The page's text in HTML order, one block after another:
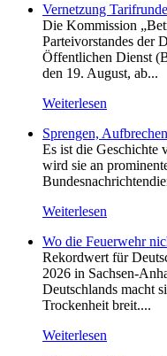
Vernetzung
Die Kommission
Parteivorstandes der
Öffentlichen Dienst
den 19. August, ab...
Weiterlesen
Sprengen,
Es ist die Geschichte
wird sie an
Weiterlesen
Wo die Feuerwehr
Rekordwert für
2026 in Sachsen-
Deutschlands macht
Trockenheit breit....
Weiterlesen